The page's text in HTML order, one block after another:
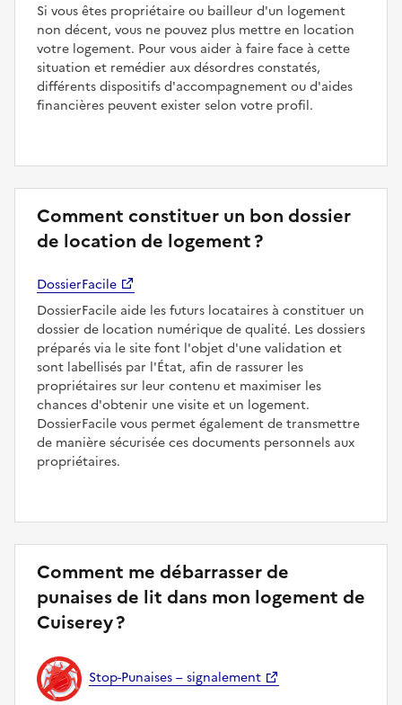
Si vous êtes propriétaire ou bailleur d'un logement
non décent, vous ne pouvez plus mettre en location
votre logement. Pour vous aider à faire face à cette
situation et remédier aux désordres constatés,
différents dispositifs d'accompagnement ou d'aides
financières peuvent exister selon votre profil.
Comment constituer un bon dossier
de location de logement ?
DossierFacile
DossierFacile aide les futurs locataires à constituer un
dossier de location numérique de qualité. Les dossiers
préparés via le site font l'objet d'une validation et
sont labellisés par l'État, afin de rassurer les
propriétaires sur leur contenu et maximiser les
chances d'obtenir une visite et un logement.
DossierFacile vous permet également de transmettre
de manière sécurisée ces documents personnels aux
propriétaires.
Comment me débarrasser de
punaises de lit dans mon logement de
Cuiserey ?
Stop-Punaises – signalement